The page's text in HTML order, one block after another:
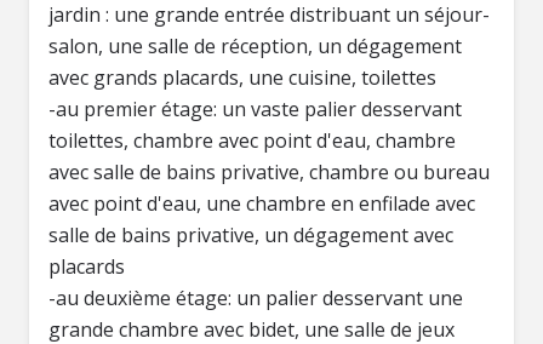
jardin : une grande entrée distribuant un séjour-
salon, une salle de réception, un dégagement
avec grands placards, une cuisine, toilettes
-au premier étage: un vaste palier desservant
toilettes, chambre avec point d'eau, chambre
avec salle de bains privative, chambre ou bureau
avec point d'eau, une chambre en enfilade avec
salle de bains privative, un dégagement avec
placards
-au deuxième étage: un palier desservant une
grande chambre avec bidet, une salle de jeux